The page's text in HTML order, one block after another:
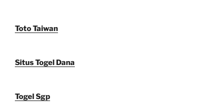
Toto Taiwan
Situs Togel Dana
Togel Sgp